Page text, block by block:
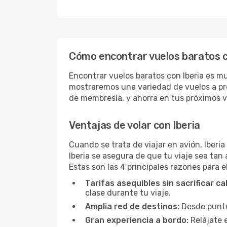
Cómo encontrar vuelos baratos
Encontrar vuelos baratos con Iberia es
mostraremos una variedad de vuelos a
de membresía, y ahorra en tus próximos
Ventajas de volar con Iberia
Cuando se trata de viajar en avión,
Iberia se asegura de que tu viaje sea
Estas son las 4 principales razones para
Tarifas asequibles sin sacrificar
clase durante tu viaje.
Amplia red de destinos: Desde
Gran experiencia a bordo: Relájate